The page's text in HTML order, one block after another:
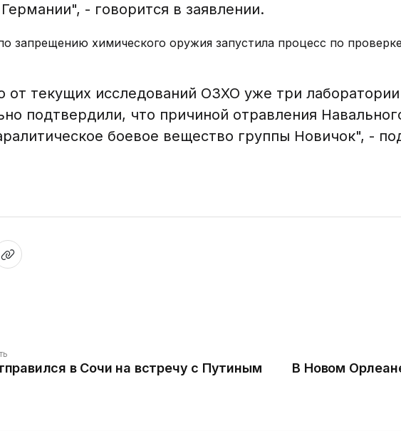
- говорится в заявлении.
запрещению химического оружия запустила процесс по
от текущих исследований ОЗХО уже три лаборатории
подтвердили, что причиной отравления
боевое вещество группы Новичок", -
в Сочи на встречу с Путиным В Новом